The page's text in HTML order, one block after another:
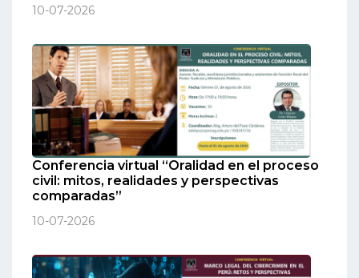
10-07-2026
Conferencia virtual “Oralidad en el proceso
civil: mitos, realidades y perspectivas
comparadas”
10-07-2026